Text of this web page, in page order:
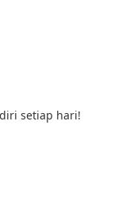
setiap hari!